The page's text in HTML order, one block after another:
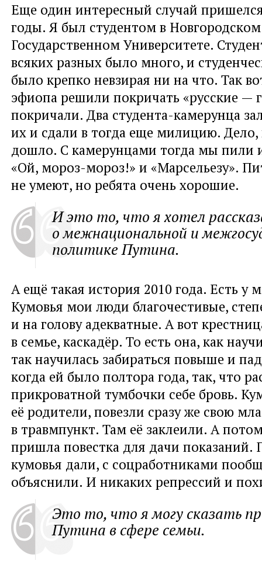
Еще один интересный случай
годы. Я был студентом в Новгородском
Государственном Университете.
всяких разных было много, и
было крепко невзирая ни на что. Так
эфиопа решили покричать «русские —
покричали. Два студента-камерунца
их и сдали в тогда еще милицию.
дошло. С камерунцами тогда мы пили
«Ой, мороз-мороз!» и «Марсельезу».
не умеют, но ребята очень хорошие.
И это то, что я хотел
о межнациональной и
политике Путина.
А ещё такая история 2010 года. Есть у
Кумовья мои люди благочестивые,
и на голову адекватные. А вот
в семье, каскадёр. То есть она, как
так научилась забираться повыше и
когда ей было полтора года, так, что
прикроватной тумбочки себе бровь.
её родители, повезли сразу же свою
в травмпункт. Там её заклеили. А
пришла повестка для дачи показаний.
кумовья дали, с соцработниками
объяснили. И никаких репрессий и
Это то, что я могу сказать
Путина в сфере семьи.